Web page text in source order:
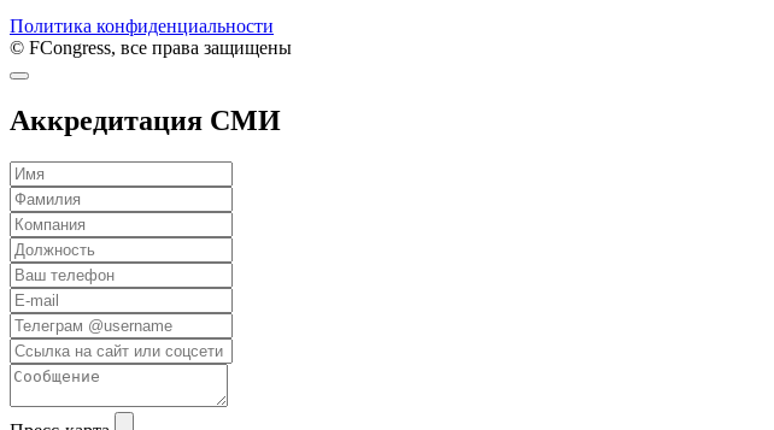
Политика конфиденциальности
© FCongress, все права защищены
Аккредитация СМИ